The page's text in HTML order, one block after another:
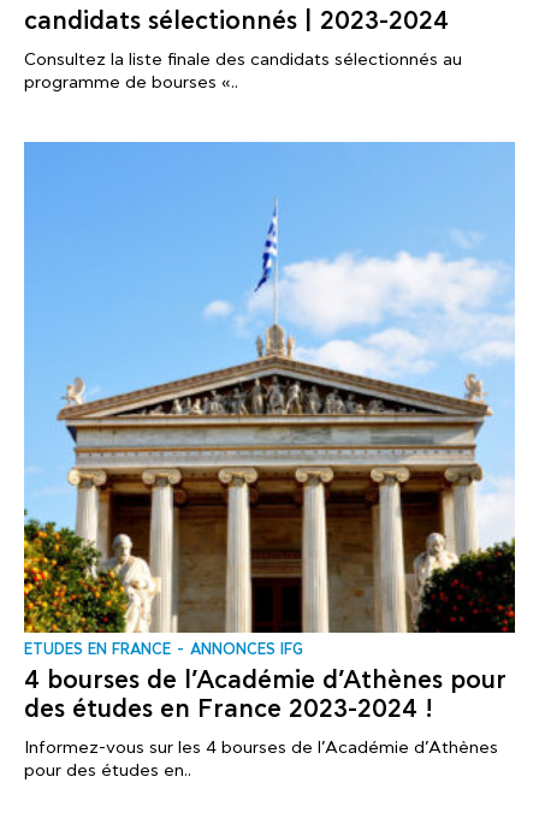
candidats sélectionnés | 2023-2024
Consultez la liste finale des candidats sélectionnés au
programme de bourses «..
ΕTUDES EN FRANCE ANNONCES IFG
4 bourses de l’Académie d’Athènes pour
des études en France 2023-2024 !
Informez-vous sur les 4 bourses de l’Académie d’Athènes
pour des études en..